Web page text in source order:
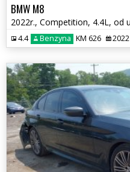
BMW M8
4.4 Benzyna KM 626 2022